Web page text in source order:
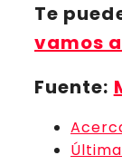
Te
vamos
Fuente: